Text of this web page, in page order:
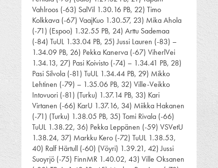
Vahlroos (-63) SalVil 1.30.16 PB, 22) Timo
Kolkkava (-67) VaajKuo 1.30.57, 23) Mika Ahola
(-71) (Espoo) 1.32.55 PB, 24) Arttu Sademaa
(-84) TuUL 1.33.04 PB, 25) Jussi Lauren (-83) –
1.34.09 PB, 26) Pekka Kanerva (-67) ViherlVei
1.34.13, 27) Pasi Koivisto (-74) – 1.34.41 PB, 28)
Pasi Silvola (-81) TuUL 1.34.44 PB, 29) Mikko
Lehtinen (-79) – 1.35.06 PB, 32) Ville-Veikko
Intovuori (-81) (Turku) 1.37.14 PB, 33) Kari
Virtanen (-66) KarU 1.37.16, 34) Miikka Hakanen
(-71) (Turku) 1.38.05 PB, 35) Tomi Rivala (-66)
TuUL 1.38.22, 36) Pekka Leppänen (-59) VSVetU
1.38.24, 37) Markku Kero (-72) TuUL 1.38.53,
40) Ralf Härtull (-60) (Vöyri) 1.39.21, 42) Jussi
Suoyrjö (-75) FinnMR 1.40.02, 43) Ville Oksanen